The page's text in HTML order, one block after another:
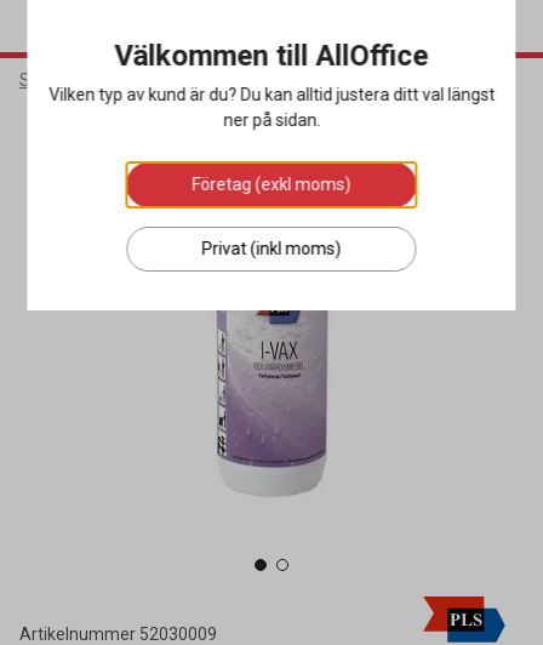
Städ & Hygien
Artikelnummer 52030009
Välkommen till AllOffice
Vilken typ av kund är du? Du kan alltid justera ditt val längst
ner på sidan.
Företag (exkl moms)
Privat (inkl moms)